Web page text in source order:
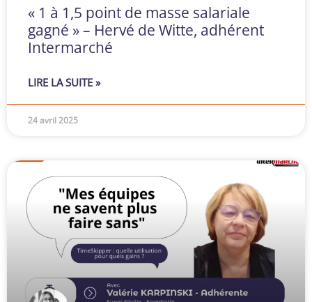
« 1 à 1,5 point de masse salariale
gagné » – Hervé de Witte, adhérent
Intermarché
LIRE LA SUITE »
24 avril 2025